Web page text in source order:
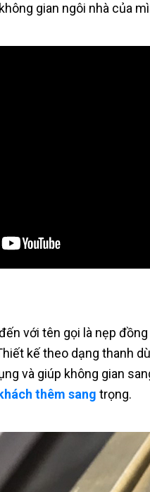
gian ngôi nhà của
với tên gọi là nẹp
kế theo dạng thanh
và giúp không gian
thêm sang trọng.